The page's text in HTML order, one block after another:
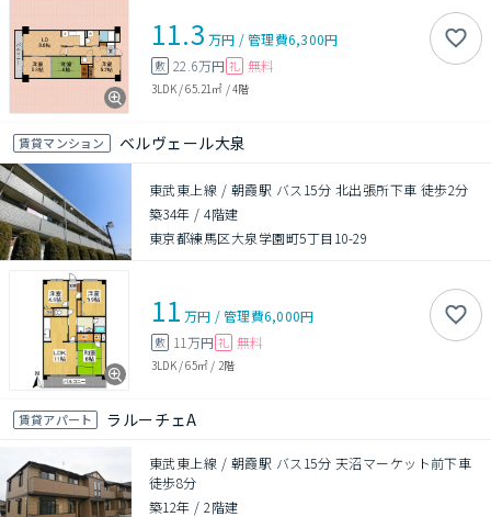
11.3 万円 /管理費6,300円
敷 22.6万円 礼 無料
3LDK/65.21㎡ /4階
賃貸マンション ベルヴェール大泉
東武東上線 / 朝霞駅 バス15分 北出張所下車 徒歩2分
築34年 /4階建
東京都練馬区大泉学園町5丁目10-29
11 万円 /管理費6,000円
敷 11万円 礼 無料
3LDK/65㎡ / 2階
賃貸アパート ラルーチェA
東武東上線 / 朝霞駅 バス15分 天沼マーケット前下車
徒歩8分
築12年 /2階建